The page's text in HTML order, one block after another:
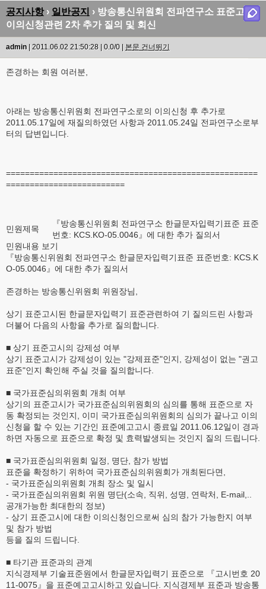
공지사항› 일반공지 › 방송통신위원회 전파연구소 표준고시
이의신청관련 2차 추가 질의 및 회신
admin| 2011.06.02 21:50:28 | 0.0/0 | 본문 건너뛰기
존경하는 회원 여러분,
아래는 방송통신위원회 전파연구소로의 이의신청 후 추가로
2011.05.17일에 재질의하였던 사항과 2011.05.24일 전파연구소로부
터의 답변입니다.
=====================================================
=========================
민원제목
『방송통신위원회 전파연구소 한글문자입력기표준 표준
번호: KCS.KO-05.0046』에 대한 추가 질의서
민원내용 보기
『방송통신위원회 전파연구소 한글문자입력기표준 표준번호: KCS.K
O-05.0046』에 대한 추가 질의서
존경하는 방송통신위원회 위원장님,
상기 표준고시된 한글문자입력기 표준관련하여 기 질의드린 사항과
더불어 다음의 사항을 추가로 질의합니다.
■ 상기 표준고시의 강제성 여부
상기 표준고시가 강제성이 있는 "강제표준"인지, 강제성이 없는 "권고
표준"인지 확인해 주실 것을 질의합니다.
■ 국가표준심의위원회 개최 여부
상기의 표준고시가 국가표준심의위원회의 심의를 통해 표준으로 자
동 확정되는 것인지, 이미 국가표준심의위원회의 심의가 끝나고 이의
신청을 할 수 있는 기간인 표준예고고시 종료일 2011.06.12일이 경과
하면 자동으로 표준으로 확정 및 효력발생되는 것인지 질의 드립니다.
■ 국가표준심의위원회 일정, 명단, 참가 방법
표준을 확정하기 위하여 국가표준심의위원회가 개최된다면,
- 국가표준심의위원회 개최 장소 및 일시
- 국가표준심의위원회 위원 명단(소속, 직위, 성명, 연락처, E-mail,..
공개가능한 최대한의 정보)
- 상기 표준고시에 대한 이의신청인으로써 심의 참가 가능한지 여부
및 참가 방법
등을 질의 드립니다.
■ 타기관 표준과의 관계
지식경제부 기술표준원에서 한글문자입력기 표준으로 『고시번호 20
11-0075』을 표준예고고시하고 있습니다. 지식경제부 표준과 방송통